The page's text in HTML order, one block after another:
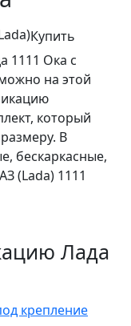
Купить
1111 Ока с
на этой
который
В
бескаркасные,
(Lada) 1111
Лада